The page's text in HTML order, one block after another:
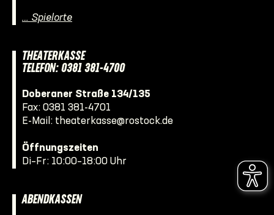
… Spielorte
THEATERKASSE
TELEFON: 0381 381-4700
Doberaner Straße 134/135
Fax: 0381 381-4701
E-Mail: theaterkasse@rostock.de
Öffnungszeiten
Di–Fr: 10:00–18:00 Uhr
ABENDKASSEN